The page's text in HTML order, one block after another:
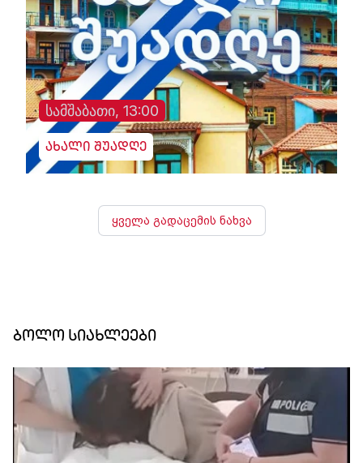
სამშაბათი, 13:00
ახალი შუადღე
ყველა გადაცემის ნახვა
ბოლო სიახლეები